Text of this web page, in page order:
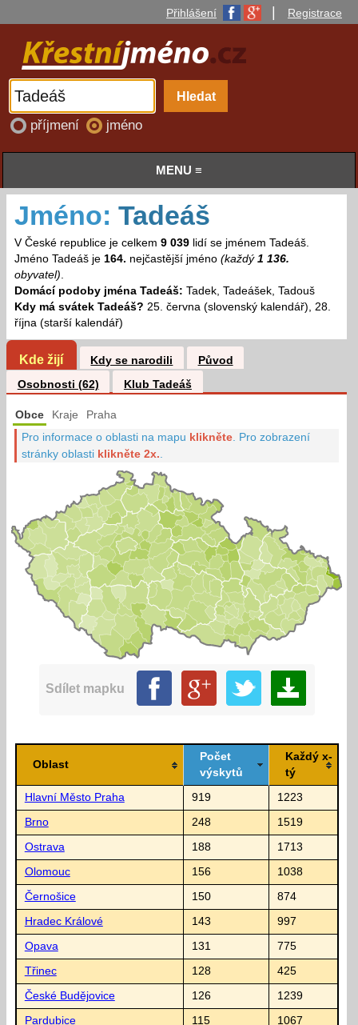
Přihlášení Registrace
příjmení jméno
MENU ≡
Jméno: Tadeáš
V České republice je celkem 9 039lidí se jménem Tadeáš.
Jméno Tadeáš je 164. nejčastější jméno (každý 1 136.
obyvatel).
Domácí podoby jména Tadeáš: Tadek, Tadeášek, Tadouš
Kdy má svátek Tadeáš? 25. června (slovenský kalendář), 28.
října (starší kalendář)
Kde žijí Kdy se narodili
Původ
Osobnosti (62)
Klub Tadeáš
Obce Kraje Praha
Pro informace o oblasti na mapu klikněte Pro zobrazení
stránky oblasti klikněte 2x.
Sdílet mapku
Oblast
Počet
výskytů
Každý x-
tý
Hlavní Město Praha 919 1223
Brno 248 1519
Ostrava 188 1713
Olomouc 156 1038
Černošice 150 874
Hradec Králové 143 997
Opava 131 775
Třinec 128 425
České Budějovice 126 1239
Pardubice 115 1067